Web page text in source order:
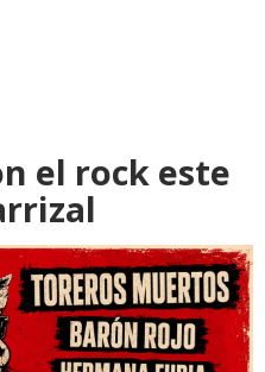
el rock este